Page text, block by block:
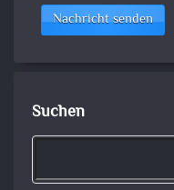
Nachricht senden
Suchen